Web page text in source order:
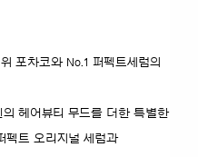
포차코와 No.1 퍼펙트세럼의
헤어뷰티 무드를 더한 특별한
펙트 오리지널 세럼과